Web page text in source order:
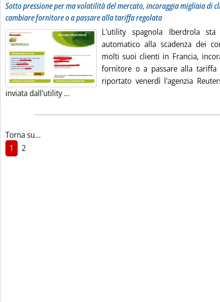
Sotto pressione per ma volatilità del mercato, incoraggia migliaia di
cambiare fornitore o a passare alla tariffa regolata
L'utility spagnola Iberdrola
automatico alla scadenza dei
molti suoi clienti in Francia,
fornitore o a passare alla tariffa
riportato venerdì l'agenzia
inviata dall'utility ...
Torna su...
1
2